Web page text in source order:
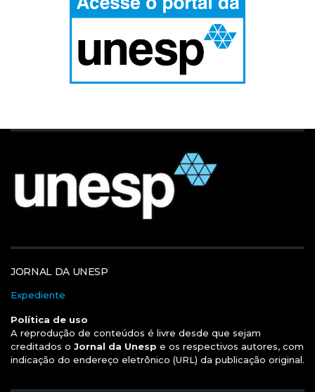
JORNAL DA UNESP
Expediente
Política de uso
A reprodução de conteúdos é livre desde que sejam
creditados o Jornal da Unesp e os respectivos autores, com
indicação do endereço eletrônico (URL) da publicação original.